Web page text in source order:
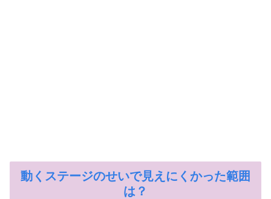
動くステージのせいで見えにくかった範囲
は？